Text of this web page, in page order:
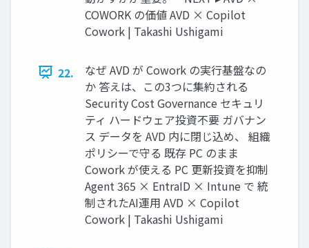
COWORK の価値 AVD × Copilot
Cowork | Takashi Ushigami
22.
なぜ AVD が Cowork の実行基盤なの
か 答えは、この3つに集約される
Security Cost Governance セキュリ
ティ ハードウェア投資不要 ガバナン
ス データを AVD 内に閉じ込め、 組織
ポリシーで守る 既存 PC のまま
Cowork が使える PC 更新投資を抑制
Agent 365 × EntraID × Intune で 統
制されたAI運用 AVD × Copilot
Cowork | Takashi Ushigami